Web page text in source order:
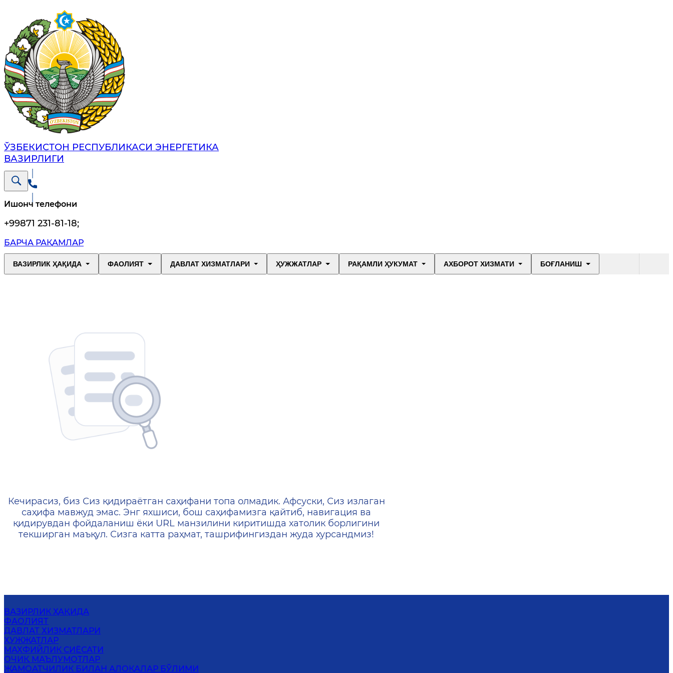
ЎЗБЕКИСТОН РЕСПУБЛИКАСИ ЭНЕРГЕТИКА
ВАЗИРЛИГИ
Ишонч телефони
+99871 231-81-18;
БАРЧА РАҚАМЛАР
ВАЗИРЛИК ҲАҚИДА ФАОЛИЯТ ДАВЛАТ ХИЗМАТЛАРИ ҲУЖЖАТЛАР РАҚАМЛИ ҲУКУМАТ АХБОРОТ ХИЗМАТИ БОҒЛАНИШ
404 — Страница не найдена
Кечирасиз, биз Сиз қидираётган саҳифани топа олмадик. Афсуски, Сиз излаган
саҳифа мавжуд эмас. Энг яхшиси, бош саҳифамизга қайтиб, навигация ва
қидирувдан фойдаланиш ёки URL манзилини киритишда хатолик борлигини
текширган маъқул. Сизга катта раҳмат, ташрифингиздан жуда хурсандмиз!
ВАЗИРЛИК ҲАҚИДА
ФАОЛИЯТ
ДАВЛАТ ХИЗМАТЛАРИ
ҲУЖЖАТЛАР
МАХФИЙЛИК СИЁСАТИ
ОЧИҚ МАЪЛУМОТЛАР
ЖАМОАТЧИЛИК БИЛАН АЛОҚАЛАР БЎЛИМИ